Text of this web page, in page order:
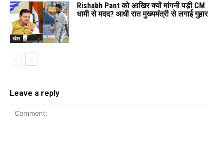
खेल
Rishabh Pant को आखिर क्यों मांगनी पड़ी CM
धामी से मदद? आधी रात मुख्यमंत्री से लगाई गुहार
Leave a reply